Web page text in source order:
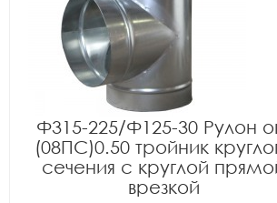
Ф315-225/Ф125-30 Рулон
(08ПС)0.50 тройник
сечения с круглой
врезкой